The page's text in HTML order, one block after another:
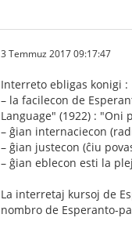
3 Temmuz 2017 09:17:47
Interreto ebligas konigi :
– la facilecon de
Language" (1922) :
– ĝian internaciecon
– ĝian justecon (ĉiu
– ĝian eblecon esti la
La interretaj kursoj de
nombro de Esperanto-